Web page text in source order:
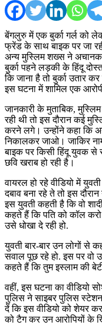
बेंगलुरु में एक बुर्का गर्ल को
फ्रेंड के साथ बाइक पर जा
अन्य मुस्लिम शख्स ने
बुर्का पहने लड़की के हिंदू
कि जाना है तो बुर्का उतार
इस घटना में शामिल एक
जानकारी के मुताबिक,
रही थी तो इस दौरान कई
करने लगे। उन्होंने कहा कि
निकालकर जाओ। जाकिर
बाइक पर किसी हिंदू युवक से
छवि खराब हो रही है।
वायरल हो रहे वीडियो में
दबाव बना रहे ते तो इस
इस युवती कहती है कि वो
कहते हैं कि पति को कॉल
उसे धोखा दे रही हो.
युवती बार-बार उन लोगों से
सवाल पूछ रहे हो. इस पर वो
कहते हैं कि तुम इस्लाम की
वहीं, इस घटना का वीडियो
पुलिस ने साइबर पुलिस स्टेशन
दें कि इस वीडियो को शेयर
को टैग कर उन आरोपियों के